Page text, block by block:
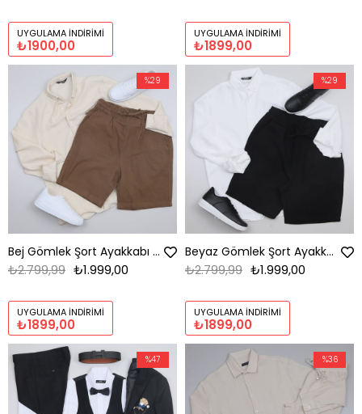
UYGULAMA İNDIRIMI
₺1900,00
UYGULAMA İNDIRIMI
₺1899,00
Bej Gömlek Şort Ayakkabı Kombini
₺1.999,00
₺2.799,99
UYGULAMA İNDIRIMI
₺1899,00
%29
Beyaz Gömlek Şort Ayakkabı Kombini
₺1.999,00
₺2.799,99
UYGULAMA İNDIRIMI
₺1899,00
%29
%47 %36